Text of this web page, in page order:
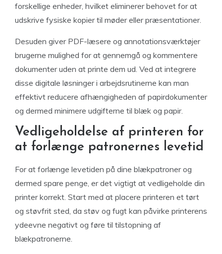
forskellige enheder, hvilket eliminerer behovet for at
udskrive fysiske kopier til møder eller præsentationer.
Desuden giver PDF-læsere og annotationsværktøjer
brugerne mulighed for at gennemgå og kommentere
dokumenter uden at printe dem ud. Ved at integrere
disse digitale løsninger i arbejdsrutinerne kan man
effektivt reducere afhængigheden af papirdokumenter
og dermed minimere udgifterne til blæk og papir.
Vedligeholdelse af printeren for
at forlænge patronernes levetid
For at forlænge levetiden på dine blækpatroner og
dermed spare penge, er det vigtigt at vedligeholde din
printer korrekt. Start med at placere printeren et tørt
og støvfrit sted, da støv og fugt kan påvirke printerens
ydeevne negativt og føre til tilstopning af
blækpatronerne.